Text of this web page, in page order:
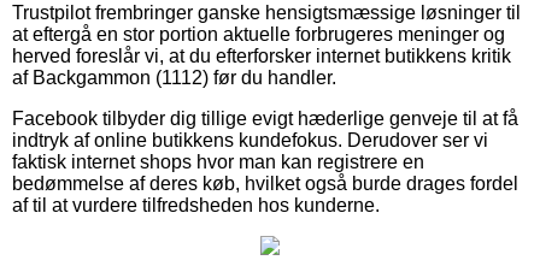
Trustpilot frembringer ganske hensigtsmæssige løsninger til
at eftergå en stor portion aktuelle forbrugeres meninger og
herved foreslår vi, at du efterforsker internet butikkens kritik
af Backgammon (1112) før du handler.
Facebook tilbyder dig tillige evigt hæderlige genveje til at få
indtryk af online butikkens kundefokus. Derudover ser vi
faktisk internet shops hvor man kan registrere en
bedømmelse af deres køb, hvilket også burde drages fordel
af til at vurdere tilfredsheden hos kunderne.